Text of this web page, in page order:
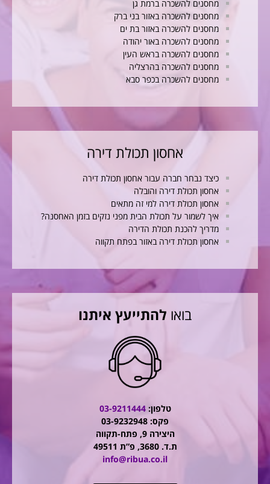
מחסנים להשכרה ברמת גן
מחסנים להשכרה באזור בני ברק
מחסנים להשכרה באזור בת ים
מחסנים להשכרה באור יהודה
מחסנים להשכרה בראש העין
מחסנים להשכרה בהרצליה
מחסנים להשכרה בכפר סבא
אחסון תכולת דירה
כיצד נבחר חברה עבור אחסון תכולת דירה
אחסון תכולת דירה והובלה
אחסון תכולת דירה למי זה מתאים
איך לשמור על תכולת הבית מפני נזקים בזמן האחסנה?
מדריך להכנת תכולת הדירה
אחסון תכולת דירה באזור בפתח תקווה
בואו להתייעץ איתנו
טלפון:03-9211444
פקס: 03-9232948
היצירה 9, פתח-תקווה
ת.ד. 3680, פ”ת 49511
info@ribua.co.il